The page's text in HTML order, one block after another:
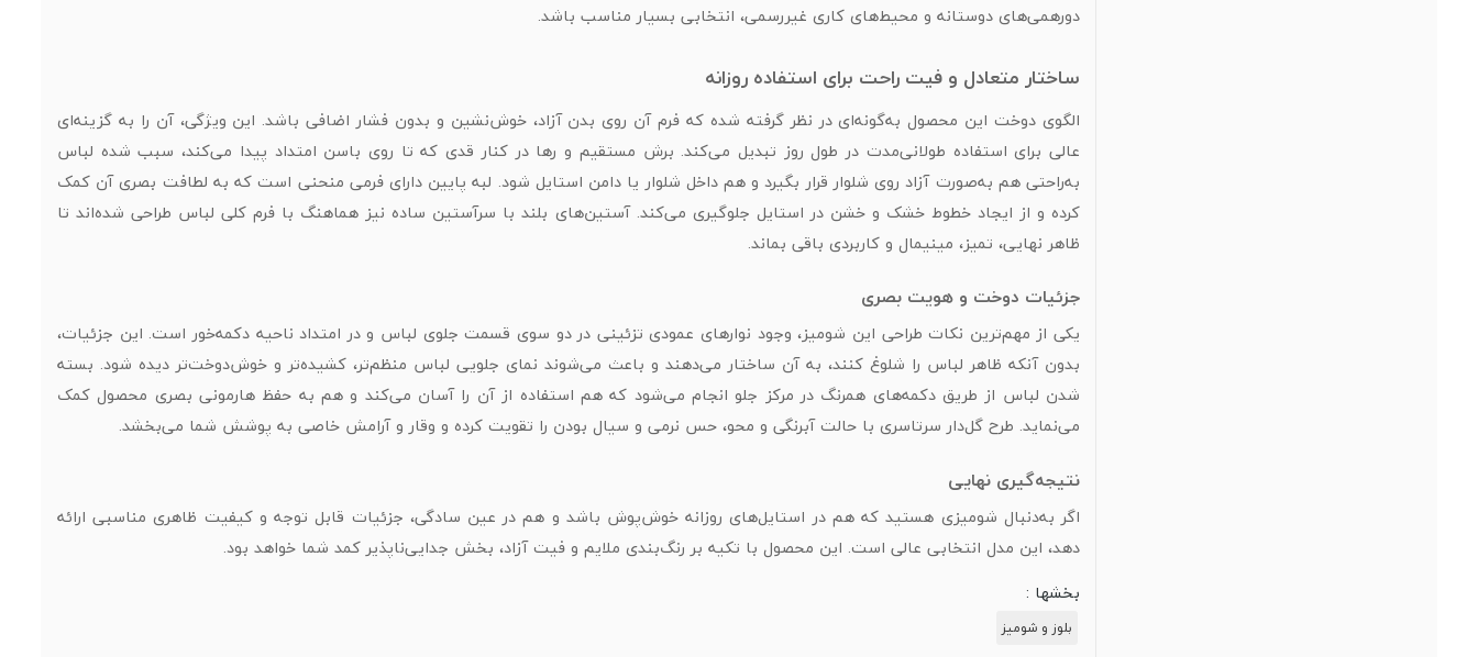
دورهمی‌های دوستانه و محیط‌های کاری غیررسمی، انتخابی بسیار مناسب باشد.
ساختار متعادل و فیت راحت برای استفاده روزانه
الگوی دوخت این محصول به‌گونه‌ای در نظر گرفته شده که فرم آن روی بدن آزاد، خوش‌نشین و بدون فشار اضافی باشد. این ویژگی، آن را به گزینه‌ای
عالی برای استفاده طولانی‌مدت در طول روز تبدیل می‌کند. برش مستقیم و رها در کنار قدی که تا روی باسن امتداد پیدا می‌کند، سبب شده لباس
به‌راحتی هم به‌صورت آزاد روی شلوار قرار بگیرد و هم داخل شلوار یا دامن استایل شود. لبه پایین دارای فرمی منحنی است که به لطافت بصری آن کمک
کرده و از ایجاد خطوط خشک و خشن در استایل جلوگیری می‌کند. آستین‌های بلند با سرآستین ساده نیز هماهنگ با فرم کلی لباس طراحی شده‌اند تا
ظاهر نهایی، تمیز، مینیمال و کاربردی باقی بماند.
جزئیات دوخت و هویت بصری
یکی از مهم‌ترین نکات طراحی این شومیز، وجود نوارهای عمودی تزئینی در دو سوی قسمت جلوی لباس و در امتداد ناحیه دکمه‌خور است. این جزئیات،
بدون آنکه ظاهر لباس را شلوغ کنند، به آن ساختار می‌دهند و باعث می‌شوند نمای جلویی لباس منظم‌تر، کشیده‌تر و خوش‌دوخت‌تر دیده شود. بسته
شدن لباس از طریق دکمه‌های همرنگ در مرکز جلو انجام می‌شود که هم استفاده از آن را آسان می‌کند و هم به حفظ هارمونی بصری محصول کمک
می‌نماید. طرح گل‌دار سرتاسری با حالت آبرنگی و محو، حس نرمی و سیال بودن را تقویت کرده و وقار و آرامش خاصی به پوشش شما می‌بخشد.
نتیجه‌گیری نهایی
اگر به‌دنبال شومیزی هستید که هم در استایل‌های روزانه خوش‌پوش باشد و هم در عین سادگی، جزئیات قابل توجه و کیفیت ظاهری مناسبی ارائه
دهد، این مدل انتخابی عالی است. این محصول با تکیه بر رنگ‌بندی ملایم و فیت آزاد، بخش جدایی‌ناپذیر کمد شما خواهد بود.
بخشها :
بلوز و شومیز